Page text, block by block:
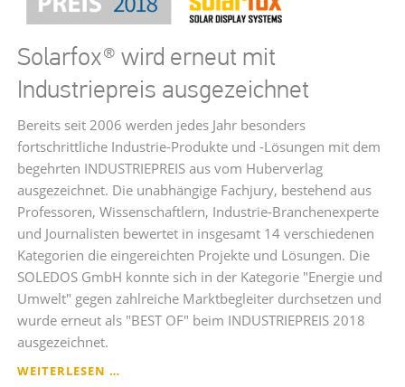
Solarfox® wird erneut mit
Industriepreis ausgezeichnet
Bereits seit 2006 werden jedes Jahr besonders
fortschrittliche Industrie-Produkte und -Lösungen mit dem
begehrten INDUSTRIEPREIS aus vom Huberverlag
ausgezeichnet. Die unabhängige Fachjury, bestehend aus
Professoren, Wissenschaftlern, Industrie-Branchenexperte
und Journalisten bewertet in insgesamt 14 verschiedenen
Kategorien die eingereichten Projekte und Lösungen. Die
SOLEDOS GmbH konnte sich in der Kategorie "Energie und
Umwelt" gegen zahlreiche Marktbegleiter durchsetzen und
wurde erneut als "BEST OF" beim INDUSTRIEPREIS 2018
ausgezeichnet.
WEITERLESEN …SOLARFOX®